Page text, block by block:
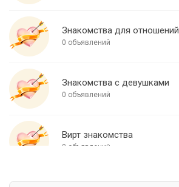
Знакомства для отношений
0 объявлений
Знакомства с девушками
0 объявлений
Вирт знакомства
0 объявлений